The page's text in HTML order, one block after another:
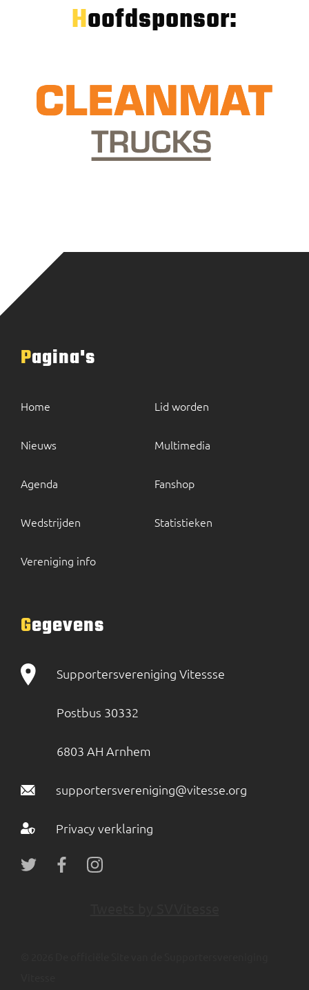
Hoofdsponsor:
Pagina's
Home
Nieuws
Agenda
Wedstrijden
Vereniging info
Lid worden
Multimedia
Fanshop
Statistieken
Gegevens
Supportersvereniging Vitessse
Postbus 30332
6803 AH Arnhem
supportersvereniging@vitesse.org
Privacy verklaring